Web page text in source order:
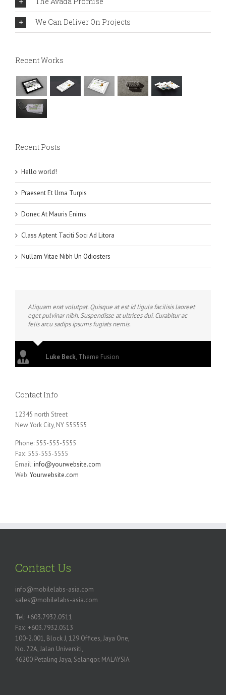
We Can Deliver On Projects
Recent Works
Recent Posts
Hello world!
Praesent Et Urna Turpis
Donec At Mauris Enims
Class Aptent Taciti Soci Ad Litora
Nullam Vitae Nibh Un Odiosters
Aliquam erat volutpat. Quisque at est id ligula facilisis laoreet
eget pulvinar nibh. Suspendisse at ultrices dui. Curabitur ac
felis arcu sadips ipsums fugiats nemis.
Luke Beck, Theme Fusion
Contact Info
12345 north Street
New York City, NY 555555
Phone: 555-555-5555
Fax: 555-555-5555
Email:info@yourwebsite.com
Web:Yourwebsite.com
Contact Us
info@mobilelabs-asia.com
sales@mobilelabs-asia.com
Tel: +603.7932.0511
Fax: +603.7932.0513
100-2.001, Block J, 129 Offices, Jaya One,
No. 72A, Jalan Universiti,
46200 Petaling Jaya, Selangor. MALAYSIA